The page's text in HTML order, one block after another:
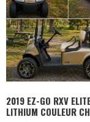
2019 EZ-GO RXV
LITHIUM COULEUR